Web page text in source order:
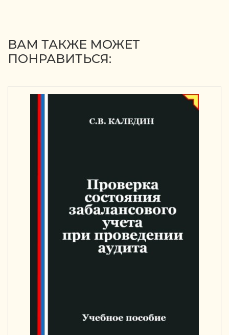
ВАМ ТАКЖЕ МОЖЕТ
ПОНРАВИТЬСЯ: